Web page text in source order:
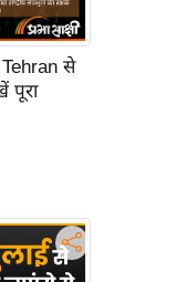
से
पूरा